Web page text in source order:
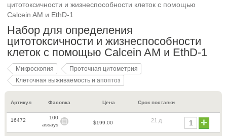
цитотоксичности и жизнеспособности клеток с помощью
Calcein AM и EthD-1
Набор для определения
цитотоксичности и жизнеспособности
клеток с помощью Calcein AM и EthD-1
Микроскопия
Проточная цитометрия
Клеточная выживаемость и апоптоз
Артикул Фасовка Цена Срок поставки
16472
100
assays
$199.00 21 д